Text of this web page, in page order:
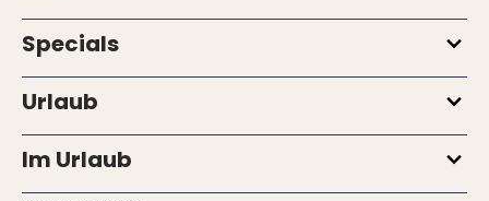
Specials
Urlaub
Im Urlaub